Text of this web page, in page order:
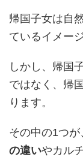
帰国子女は自
ているイメー
しかし、帰国
ではなく、帰
ります。
その中の1つ
の違いやカル